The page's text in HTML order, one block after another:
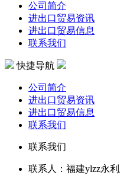
公司简介
进出口贸易资讯
进出口贸易信息
联系我们
快捷导航
公司简介
进出口贸易资讯
进出口贸易信息
联系我们
联系我们
联系人：福建ylzz永